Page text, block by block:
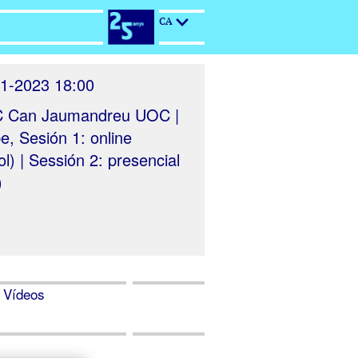
CA
2023 18:00
Can Jaumandreu UOC |
Sesión 1: online
| Sessión 2: presencial
Vídeos